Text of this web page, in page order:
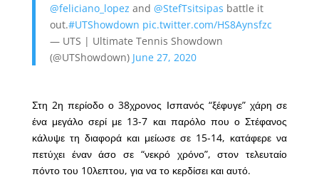
@feliciano_lopez and @StefTsitsipas battle it
out.#UTShowdown pic.twitter.com/HS8Aynsfzc
— UTS | Ultimate Tennis Showdown
(@UTShowdown) June 27, 2020
Στη 2η περίοδο ο 38χρονος Ισπανός “ξέφυγε” χάρη σε
ένα μεγάλο σερί με 13-7 και παρόλο που ο Στέφανος
κάλυψε τη διαφορά και μείωσε σε 15-14, κατάφερε να
πετύχει έναν άσο σε “νεκρό χρόνο”, στον τελευταίο
πόντο του 10λεπτου, για να το κερδίσει και αυτό.